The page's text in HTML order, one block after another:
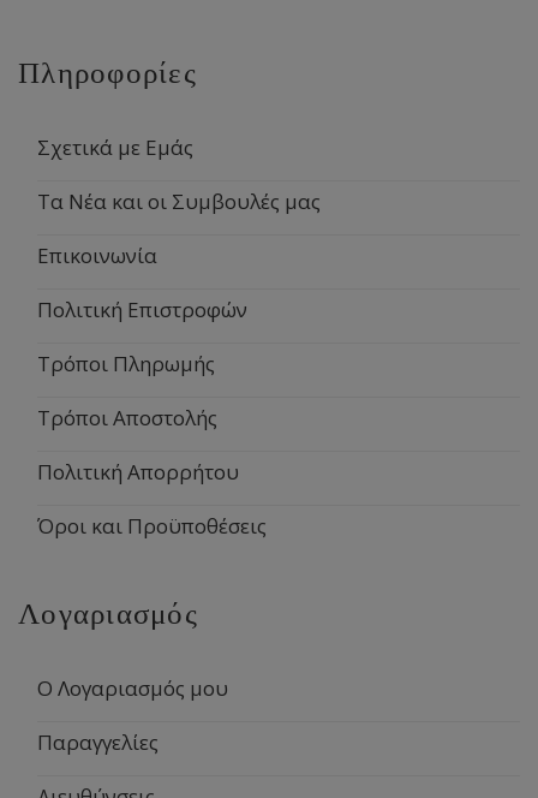
Πληροφορίες
Σχετικά με Εμάς
Τα Νέα και οι Συμβουλές μας
Επικοινωνία
Πολιτική Επιστροφών
Τρόποι Πληρωμής
Τρόποι Αποστολής
Πολιτική Απορρήτου
Όροι και Προϋποθέσεις
Λογαριασμός
Ο Λογαριασμός μου
Παραγγελίες